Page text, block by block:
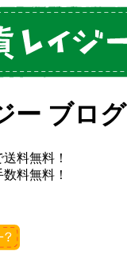
ー ブログ
料無料！
料無料！